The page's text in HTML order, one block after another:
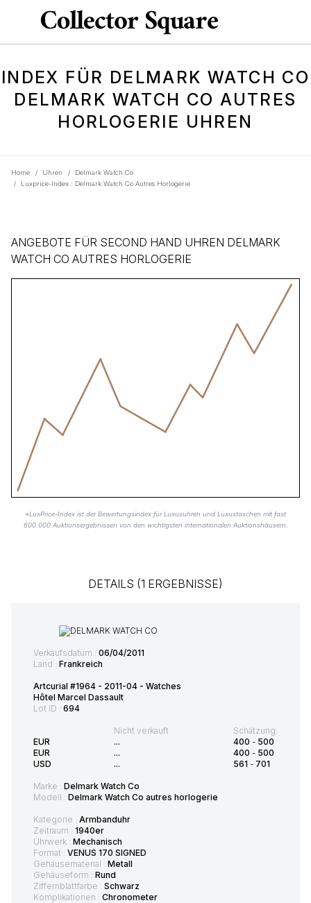
INDEX FÜR DELMARK WATCH CO
DELMARK WATCH CO AUTRES
HORLOGERIE UHREN
Home / Uhren /
Delmark Watch Co
/
Luxprice-Index : Delmark Watch Co Autres Horlogerie
ANGEBOTE FÜR SECOND HAND UHREN DELMARK
WATCH CO AUTRES HORLOGERIE
*LuxPrice-Index ist der Bewertungsindex für Luxusuhren und Luxustaschen mit fast
600.000 Auktionsergebnissen von den wichtigsten internationalen Auktionshäusern.
DETAILS (1 ERGEBNISSE)
Verkaufsdatum : 06/04/2011
Land : Frankreich
Artcurial #1964 - 2011-04 - Watches
Hôtel Marcel Dassault
Lot ID : 694
EUR
EUR
USD
Nicht verkauft
...
...
...
Schätzung:
400 - 500
400 - 500
561 - 701
Marke : Delmark Watch Co
Modell : Delmark Watch Co autres horlogerie
Kategorie : Armbanduhr
Zeitraum : 1940er
Uhrwerk : Mechanisch
Format : VENUS 170 SIGNED
Gehäusematerial : Metall
Gehäuseform : Rund
Ziffernblattfarbe : Schwarz
Komplikationen : Chronometer